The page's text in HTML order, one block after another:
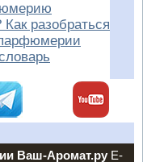
разобраться
парфюмерии
Ваш-Аромат.руE-